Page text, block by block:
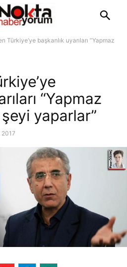
Türkiye’ye başkanlık uyarıları “Yapmaz
“Yapmaz
yaparlar”